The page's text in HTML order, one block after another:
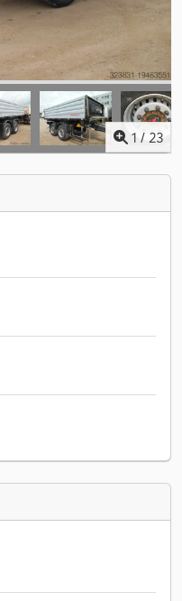
1 / 23